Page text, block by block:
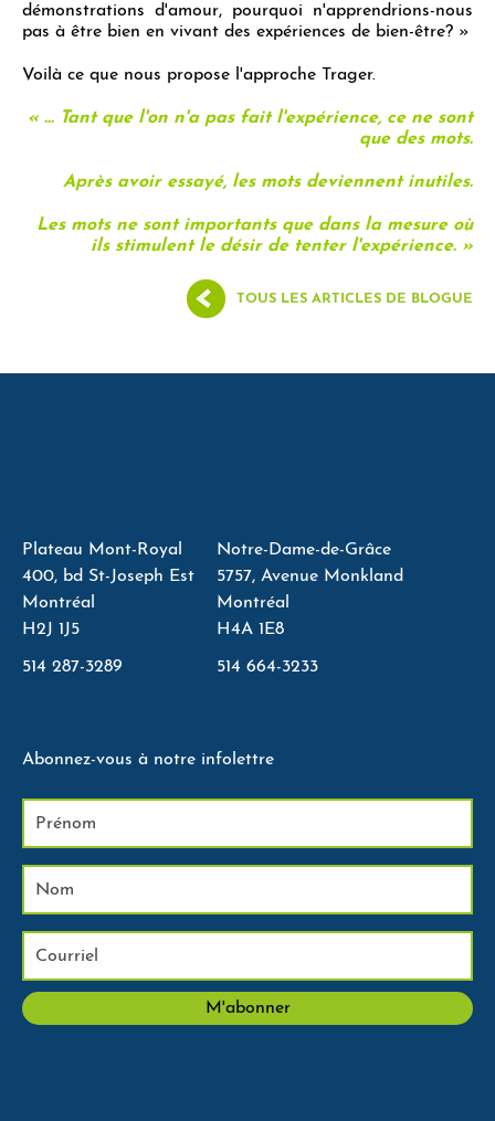
démonstrations d'amour, pourquoi n'apprendrions-nous
pas à être bien en vivant des expériences de bien-être? »
Voilà ce que nous propose l'approche Trager.
« ... Tant que l'on n'a pas fait l'expérience, ce ne sont
que des mots.
Après avoir essayé, les mots deviennent inutiles.
Les mots ne sont importants que dans la mesure où
ils stimulent le désir de tenter l'expérience. »
TOUS LES ARTICLES DE BLOGUE
Plateau Mont-Royal
400, bd St-Joseph Est
Montréal
H2J 1J5
514 287-3289
Notre-Dame-de-Grâce
5757, Avenue Monkland
Montréal
H4A 1E8
514 664-3233
Abonnez-vous à notre infolettre